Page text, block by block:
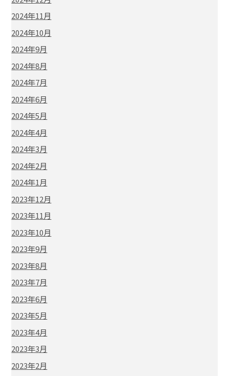
2024年11月
2024年10月
2024年9月
2024年8月
2024年7月
2024年6月
2024年5月
2024年4月
2024年3月
2024年2月
2024年1月
2023年12月
2023年11月
2023年10月
2023年9月
2023年8月
2023年7月
2023年6月
2023年5月
2023年4月
2023年3月
2023年2月